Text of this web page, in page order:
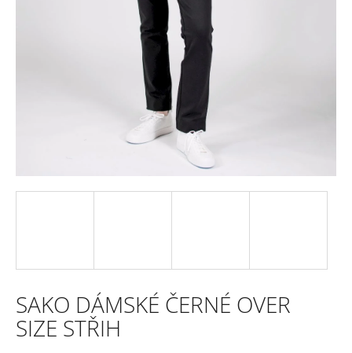
SAKO DÁMSKÉ ČERNÉ OVER
SIZE STŘIH
D